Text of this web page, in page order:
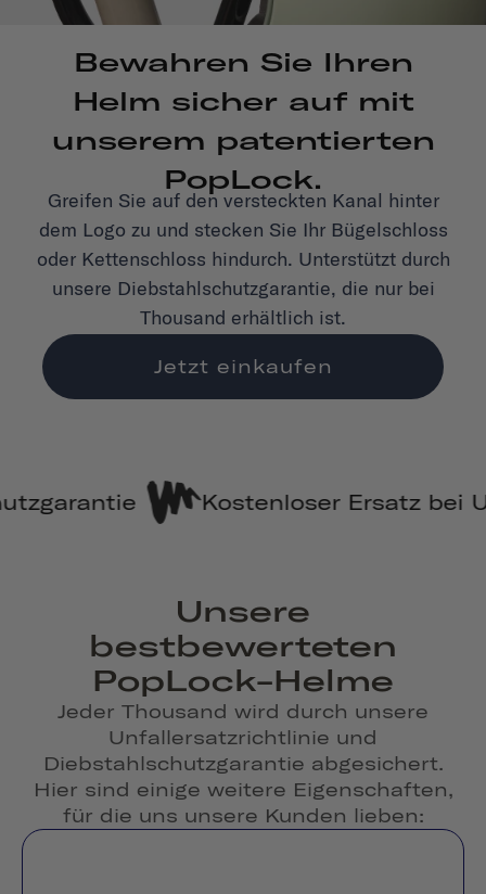
Bewahren Sie Ihren
Helm sicher auf mit
unserem patentierten
PopLock.
Greifen Sie auf den versteckten Kanal hinter
dem Logo zu und stecken Sie Ihr Bügelschloss
oder Kettenschloss hindurch. Unterstützt durch
unsere Diebstahlschutzgarantie, die nur bei
Thousand erhältlich ist.
Jetzt einkaufen
Ersatz bei Unfall
Unsere
bestbewerteten
PopLock-Helme
Jeder Thousand wird durch unsere
Unfallersatzrichtlinie und
Diebstahlschutzgarantie abgesichert.
Hier sind einige weitere Eigenschaften,
für die uns unsere Kunden lieben: